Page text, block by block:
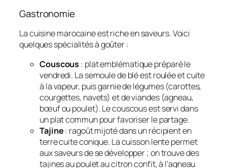
Gastronomie
La cuisine marocaine est riche en saveurs. Voici
quelques spécialités à goûter :
Couscous : plat emblématique préparé le
vendredi. La semoule de blé est roulée et cuite
à la vapeur, puis garnie de légumes (carottes,
courgettes, navets) et de viandes (agneau,
bœuf ou poulet). Le couscous est servi dans
un plat commun pour favoriser le partage.
Tajine: ragoût mijoté dans un récipient en
terre cuite conique. La cuisson lente permet
aux saveurs de se développer ; on trouve des
tajines au poulet au citron confit, à l’agneau